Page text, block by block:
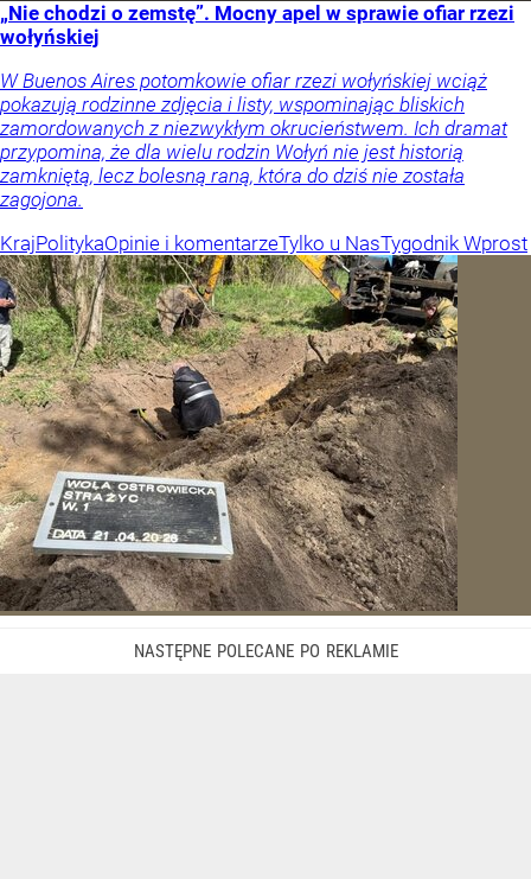
„Nie chodzi o zemstę”. Mocny apel w sprawie ofiar rzezi
wołyńskiej
W Buenos Aires potomkowie ofiar rzezi wołyńskiej wciąż
pokazują rodzinne zdjęcia i listy, wspominając bliskich
zamordowanych z niezwykłym okrucieństwem. Ich dramat
przypomina, że dla wielu rodzin Wołyń nie jest historią
zamkniętą, lecz bolesną raną, która do dziś nie została
zagojona.
KrajPolitykaOpinie i komentarzeTylko u NasTygodnik Wprost